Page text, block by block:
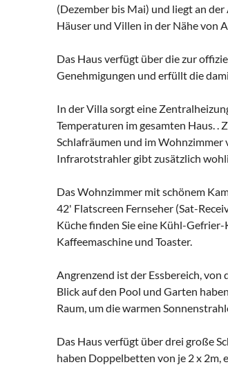
(Dezember bis Mai) und liegt an
Häuser und Villen in der Nähe von
Das Haus verfügt über die zur
Genehmigungen und erfüllt die
In der Villa sorgt eine
Temperaturen im gesamten Haus. .
Schlafräumen und im Wohnzimmer
Infrarotstrahler gibt zusätzlich
Das Wohnzimmer mit schönem
42' Flatscreen Fernseher (Sat-
Küche finden Sie eine Kühl-
Kaffeemaschine und Toaster.
Angrenzend ist der Essbereich,
Blick auf den Pool und Garten
Raum, um die warmen
Das Haus verfügt über drei große
haben Doppelbetten von je 2 x 2m,